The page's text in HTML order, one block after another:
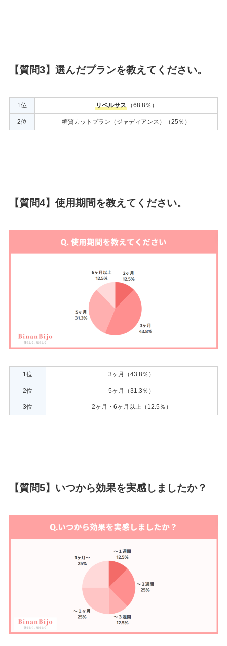
【質問3】選んだプランを教えてください。
1位 リベルサス（68.8％）
2位 糖質カットプラン（ジャディアンス）（25％）
【質問4】使用期間を教えてください。
1位 3ヶ月（43.8％）
2位 5ヶ月（31.3％）
3位 2ヶ月・6ヶ月以上（12.5％）
【質問5】いつから効果を実感しましたか？